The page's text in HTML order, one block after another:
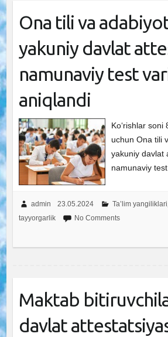
Ona tili va
yakuniy davlat
namunaviy test
aniqlandi
Ko‘rishlar soni
uchun Ona tili
yakuniy davlat
namunaviy
admin 23.05.2024 Ta’lim yangiliklari
tayyorgarlik
No Comments
Maktab
davlat